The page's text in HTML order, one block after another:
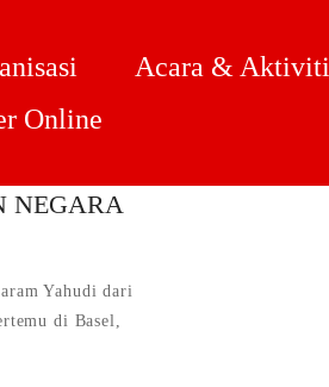
Acara & Aktiviti
Online
NEGARA
Yahudi dari
di Basel,